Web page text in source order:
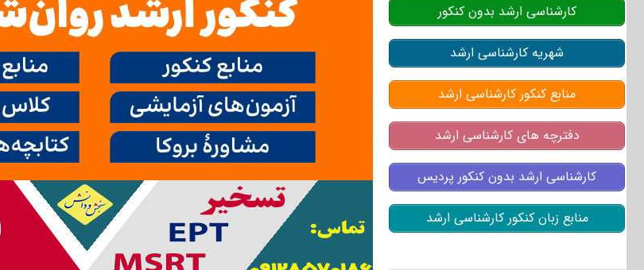
کارشناسی ارشد بدون کنکور
شهریه کارشناسی ارشد
منابع کنکور کارشناسی ارشد
دفترچه های کارشناسی ارشد
کارشناسی ارشد بدون کنکور پردیس
منابع زبان کنکور کارشناسی ارشد